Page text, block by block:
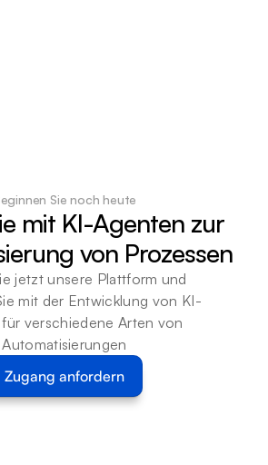
Sie noch heute
mit KI-Agenten zur
von Prozessen
jetzt unsere Plattform und
mit der Entwicklung von KI-
verschiedene Arten von
Automatisierungen
Zugang anfordern